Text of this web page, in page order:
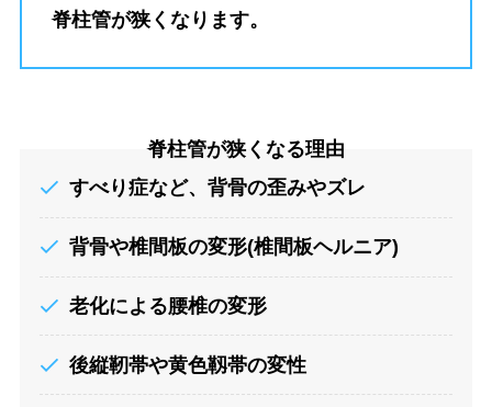
脊柱管が狭くなります。
脊柱管が狭くなる理由
すべり症など、背骨の歪みやズレ
背骨や椎間板の変形(椎間板ヘルニア)
老化による腰椎の変形
後縦靭帯や黄色靱帯の変性